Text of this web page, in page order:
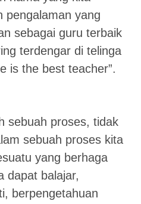
pengalaman yang
sebagai guru terbaik
terdengar di telinga
is the best teacher”.
sebuah proses, tidak
sebuah proses kita
yang berhaga
dapat balajar,
berpengetahuan